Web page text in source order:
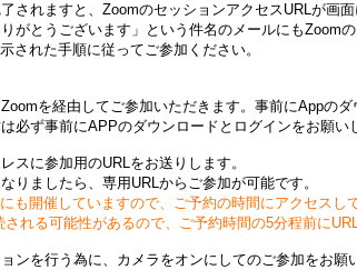
されますと、ZoomのセッションアクセスURLが画面
がとうございます」という件名のメールにもZoom
された手順に従ってご参加ください。
を経由してご参加いただきます。事前にAppのダ
必ず事前にAPPのダウンロードとログインをお願い
スに参加用のURLをお送りします。
りましたら、専用URLからご参加が可能です。
も開催していますので、ご予約の時間にアクセスし
れる可能性があるので、ご予約時間の5分程前に
ンを行う為に、カメラをオンにしてのご参加をお願